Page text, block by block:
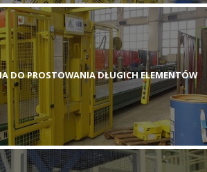
DO PROSTOWANIA DŁUGICH ELEMENTÓW